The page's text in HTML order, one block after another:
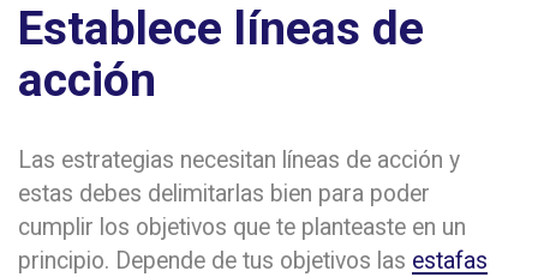
Establece líneas de
acción
Las estrategias necesitan líneas de acción y
estas debes delimitarlas bien para poder
cumplir los objetivos que te planteaste en un
principio. Depende de tus objetivos las estafas